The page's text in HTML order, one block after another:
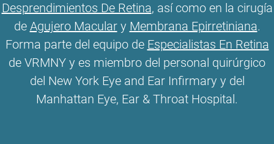
Desprendimientos De Retina, así como en la cirugía
de Agujero Maculary Membrana Epirretiniana.
Forma parte del equipo de Especialistas En Retina
de VRMNY y es miembro del personal quirúrgico
del New York Eye and Ear Infirmary y del
Manhattan Eye, Ear & Throat Hospital.